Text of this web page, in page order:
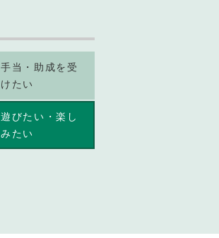
手当・助成を受
けたい
遊びたい・楽し
みたい